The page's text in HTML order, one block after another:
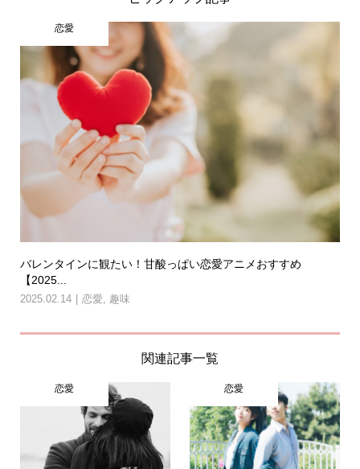
恋愛
バレンタインに観たい！甘酸っぱい恋愛アニメおすすめ
【2025...
2025.02.14 恋愛 趣味
関連記事一覧
恋愛 恋愛